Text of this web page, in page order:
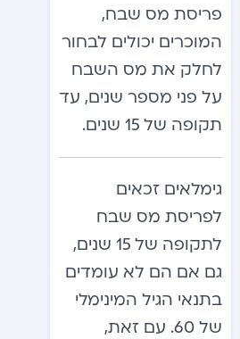
פריסת מס שבח,
המוכרים יכולים לבחור
לחלק את מס השבח
על פני מספר שנים, עד
תקופה של 15 שנים.
גימלאים זכאים
לפריסת מס שבח
לתקופה של 15 שנים,
גם אם הם לא עומדים
בתנאי הגיל המינימלי
של 60. עם זאת,